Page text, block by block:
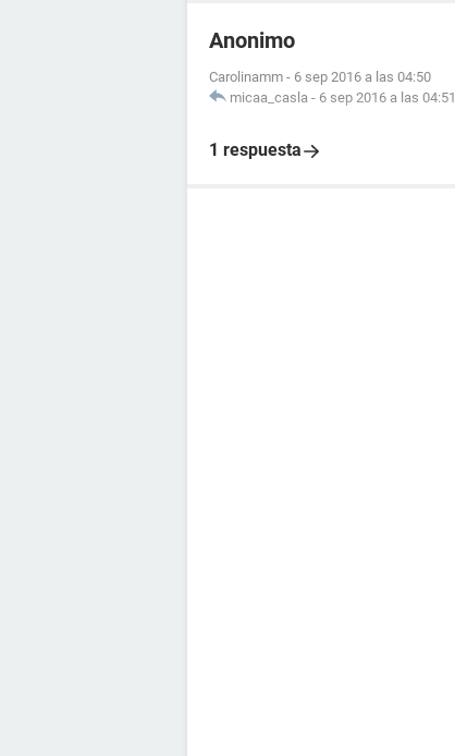
Anonimo
Carolinamm - 6 sep 2016 a las 04:50
micaa_casla - 6 sep 2016 a las 04:51
1 respuesta